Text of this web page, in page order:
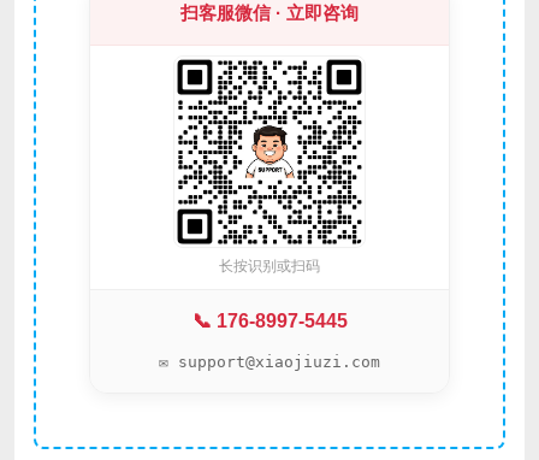
扫客服微信 · 立即咨询
长按识别或扫码
📞 176-8997-5445
✉️ support@xiaojiuzi.com